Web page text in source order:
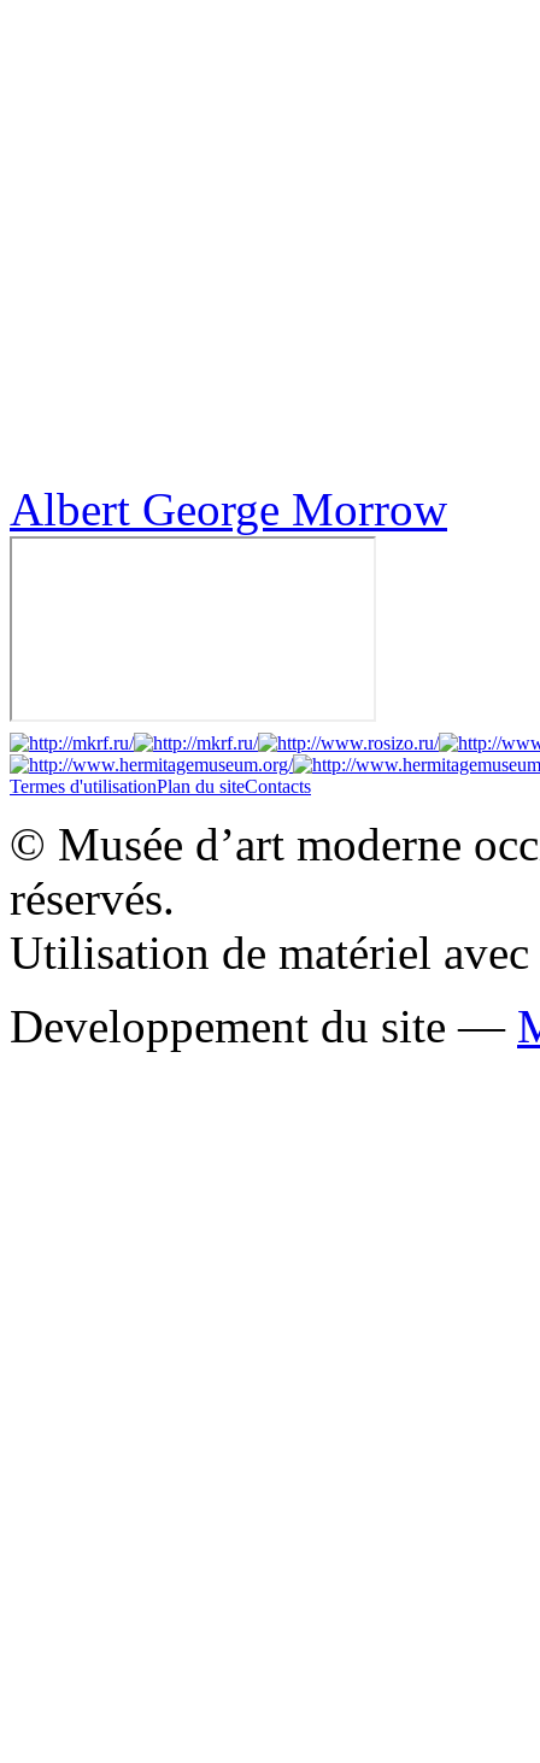
Albert George Morrow
Termes d'utilisationPlan du siteContacts
© Musée d’art moderne
réservés.
Utilisation de matériel avec
Developpement du site —